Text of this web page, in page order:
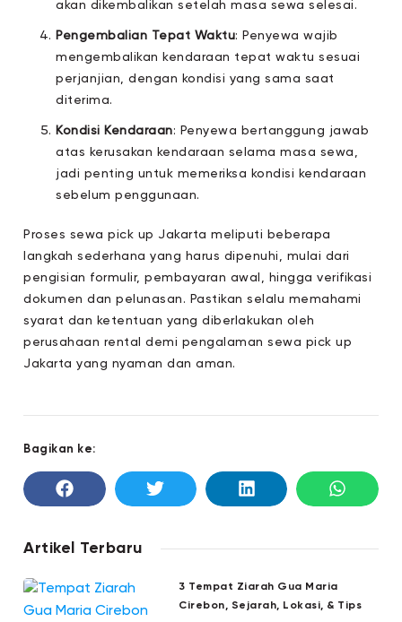
akan dikembalikan setelah masa sewa selesai.
Pengembalian Tepat Waktu: Penyewa wajib
mengembalikan kendaraan tepat waktu sesuai
perjanjian, dengan kondisi yang sama saat
diterima.
Kondisi Kendaraan: Penyewa bertanggung jawab
atas kerusakan kendaraan selama masa sewa,
jadi penting untuk memeriksa kondisi kendaraan
sebelum penggunaan.
Proses sewa pick up Jakarta meliputi beberapa
langkah sederhana yang harus dipenuhi, mulai dari
pengisian formulir, pembayaran awal, hingga verifikasi
dokumen dan pelunasan. Pastikan selalu memahami
syarat dan ketentuan yang diberlakukan oleh
perusahaan rental demi pengalaman sewa pick up
Jakarta yang nyaman dan aman.
Bagikan ke:
Artikel Terbaru
3 Tempat Ziarah Gua Maria
Cirebon, Sejarah, Lokasi, & Tips